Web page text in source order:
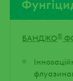
БАНДЖО®